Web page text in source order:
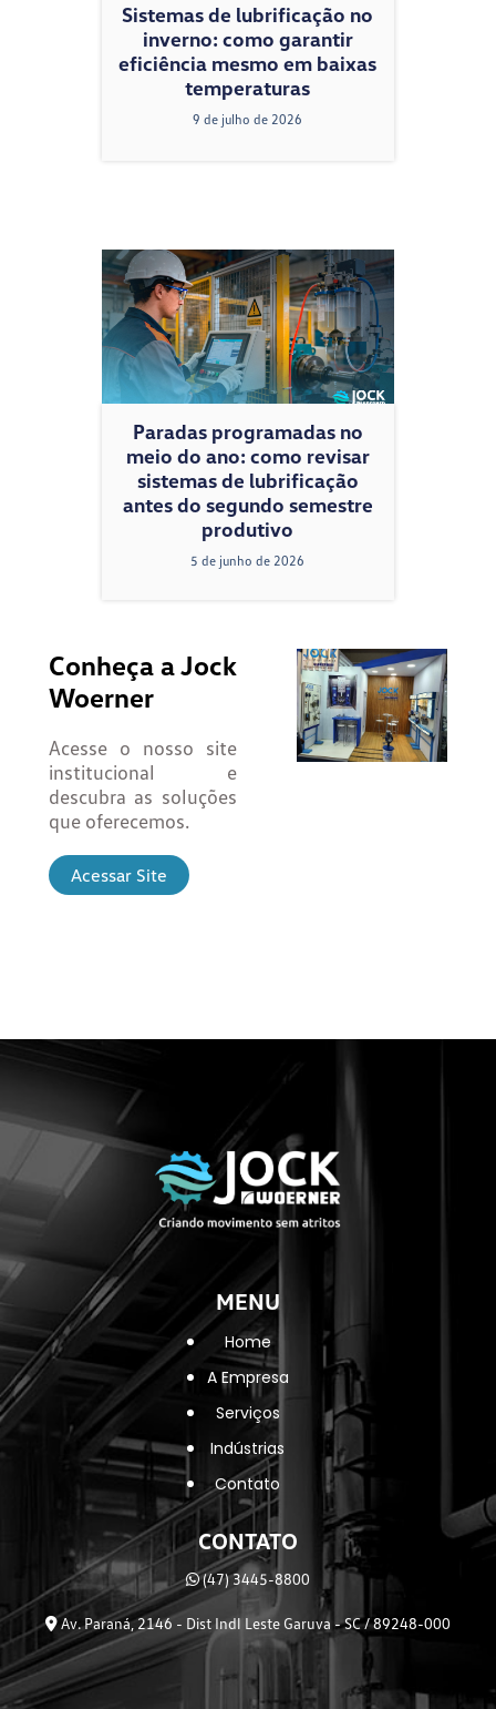
Sistemas de lubrificação no
inverno: como garantir
eficiência mesmo em baixas
temperaturas
9 de julho de 2026
Paradas programadas no
meio do ano: como revisar
sistemas de lubrificação
antes do segundo semestre
produtivo
5 de junho de 2026
Conheça a Jock
Woerner
Acesse o nosso site
institucional e
descubra as soluções
que oferecemos.
Acessar Site
MENU
Home
A Empresa
Serviços
Indústrias
Contato
CONTATO
(47) 3445-8800
Av. Paraná, 2146 - Dist Indl Leste Garuva - SC / 89248-000